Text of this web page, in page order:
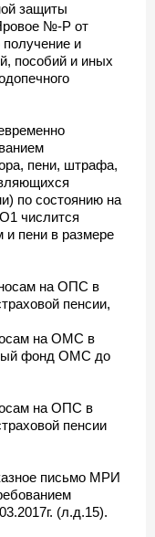
защиты
№-Р от
и
пособий и иных
пени, штрафа,
по состоянию на
числится
и пени в размере
на ОПС в
пенсии,
на ОМС в
фонд ОМС до
на ОПС в
пенсии
письмо МРИ
(л.д.15).